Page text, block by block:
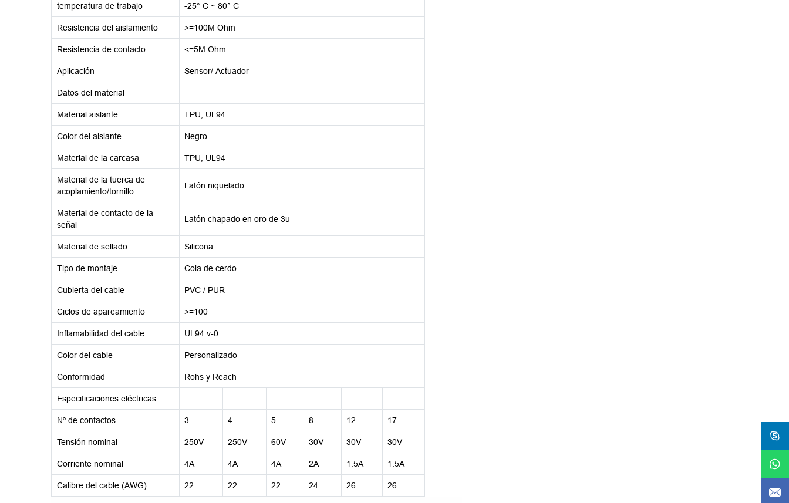
temperatura de trabajo -25° C ~ 80° C
Resistencia del aislamiento >=100M Ohm
Resistencia de contacto <=5M Ohm
Aplicación Sensor/ Actuador
Datos del material
Material aislante TPU, UL94
Color del aislante Negro
Material de la carcasa TPU, UL94
Material de la tuerca de
acoplamiento/tornillo
Latón niquelado
Material de contacto de la
señal
Latón chapado en oro de 3u
Material de sellado Silicona
Tipo de montaje Cola de cerdo
Cubierta del cable PVC / PUR
Ciclos de apareamiento >=100
Inflamabilidad del cable UL94 v-0
Color del cable Personalizado
Conformidad Rohs y Reach
Especificaciones eléctricas
Nº de contactos 3 4 5 8 12 17
Tensión nominal 250V 250V 60V 30V 30V 30V
Corriente nominal 4A 4A 4A 2A 1.5A 1.5A
Calibre del cable (AWG) 22 22 22 24 26 26